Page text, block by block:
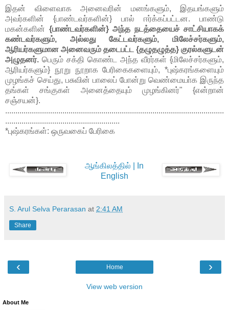
இதன் விளைவாக அனைவரின் மனங்களும், இதயங்களும்
அவர்களின் {பாண்டவர்களின்} பால் ஈர்க்கப்பட்டன. பாண்டு
மகன்களின் {பாண்டவர்களின்} அந்த நடத்தையைச் சாட்சியாகக்
கண்டவர்களும், அல்லது கேட்டவர்களும், மிலேச்சர்களும்,
ஆரியர்களுமான அனைவரும் தடைபட்ட {தழுதழுத்த} குரல்களுடன்
அழுதனர். பெரும் சக்தி கொண்ட அந்த வீரர்கள் {மிலேச்சர்களும்,
ஆரியர்களும்} நூறு நூறாக பேரிகைகளையும், *புஷ்கரங்களையும்
முழங்கச் செய்து, பசுவின் பாலைப் போன்று வெண்மையா்க இருந்த
தங்கள் சங்குகள் அனைத்தையும் முழங்கினர்" {என்றான்
சஞ்சயன்}.
...........................................................................................................
........................................................
*புஷ்கரங்கள்: ஒருவகைப் பேரிகை
ஆங்கிலத்தில் | In
English
S. Arul Selva Perarasan at 2:41 AM
Share
‹ ›
Home
View web version
About Me